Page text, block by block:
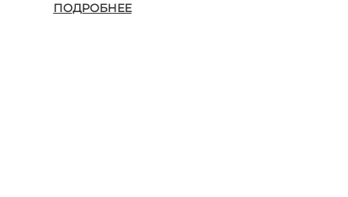
ПОДРОБНЕЕ